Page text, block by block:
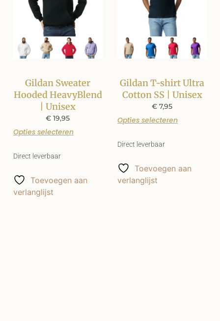
Gildan Sweater
Hooded HeavyBlend
| Unisex
€ 19,95
Opties selecteren
Direct leverbaar
Toevoegen aan
verlanglijst
Gildan T-shirt Ultra
Cotton SS | Unisex
€ 7,95
Opties selecteren
Direct leverbaar
Toevoegen aan
verlanglijst